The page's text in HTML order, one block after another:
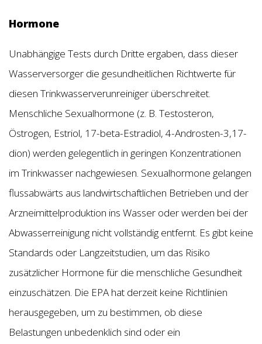
Hormone
Unabhängige Tests durch Dritte ergaben, dass dieser
Wasserversorger die gesundheitlichen Richtwerte für
diesen Trinkwasserverunreiniger überschreitet.
Menschliche Sexualhormone (z. B. Testosteron,
Östrogen, Estriol, 17-beta-Estradiol, 4-Androsten-3,17-
dion) werden gelegentlich in geringen Konzentrationen
im Trinkwasser nachgewiesen. Sexualhormone gelangen
flussabwärts aus landwirtschaftlichen Betrieben und der
Arzneimittelproduktion ins Wasser oder werden bei der
Abwasserreinigung nicht vollständig entfernt. Es gibt keine
Standards oder Langzeitstudien, um das Risiko
zusätzlicher Hormone für die menschliche Gesundheit
einzuschätzen. Die EPA hat derzeit keine Richtlinien
herausgegeben, um zu bestimmen, ob diese
Belastungen unbedenklich sind oder ein